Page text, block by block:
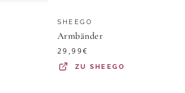
SHEEGO
Armbänder
29,99€
ZU SHEEGO